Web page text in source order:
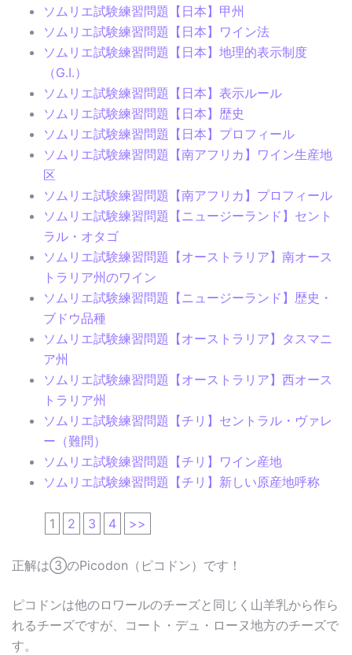
ソムリエ試験練習問題【日本】甲州
ソムリエ試験練習問題【日本】ワイン法
ソムリエ試験練習問題【日本】地理的表示制度
（G.I.）
ソムリエ試験練習問題【日本】表示ルール
ソムリエ試験練習問題【日本】歴史
ソムリエ試験練習問題【日本】プロフィール
ソムリエ試験練習問題【南アフリカ】ワイン生産地
区
ソムリエ試験練習問題【南アフリカ】プロフィール
ソムリエ試験練習問題【ニュージーランド】セント
ラル・オタゴ
ソムリエ試験練習問題【オーストラリア】南オース
トラリア州のワイン
ソムリエ試験練習問題【ニュージーランド】歴史・
ブドウ品種
ソムリエ試験練習問題【オーストラリア】タスマニ
ア州
ソムリエ試験練習問題【オーストラリア】西オース
トラリア州
ソムリエ試験練習問題【チリ】セントラル・ヴァレ
ー（難問）
ソムリエ試験練習問題【チリ】ワイン産地
ソムリエ試験練習問題【チリ】新しい原産地呼称
1 2 3 4 >>
正解は③のPicodon（ピコドン）です！
ピコドンは他のロワールのチーズと同じく山羊乳から作ら
れるチーズですが、コート・デュ・ローヌ地方のチーズで
す。